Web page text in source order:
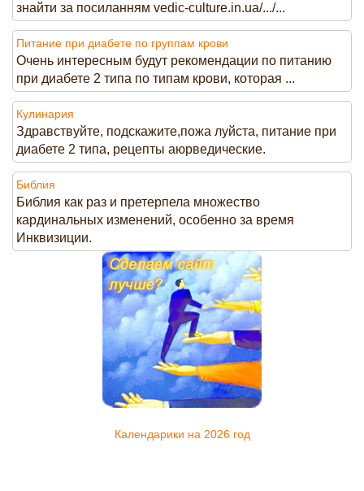
знайти за посиланням vedic-culture.in.ua/.../...
Питание при диабете по группам крови
Очень интересным будут рекомендации по питанию
при диабете 2 типа по типам крови, которая ...
Кулинария
Здравствуйте, подскажите,пожа луйста, питание при
диабете 2 типа, рецепты аюрведические.
Библия
Библия как раз и претерпела множество
кардинальных изменений, особенно за время
Инквизиции.
Календарики на 2026 год